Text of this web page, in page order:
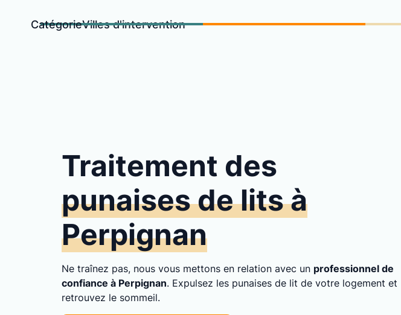
CatégorieVilles d'intervention
Traitement des
punaises de lits à
Perpignan
Ne traînez pas, nous vous mettons en relation avec un professionnel de
confiance à Perpignan. Expulsez les punaises de lit de votre logement et
retrouvez le sommeil.